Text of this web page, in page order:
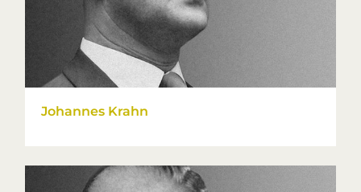
Johannes Krahn